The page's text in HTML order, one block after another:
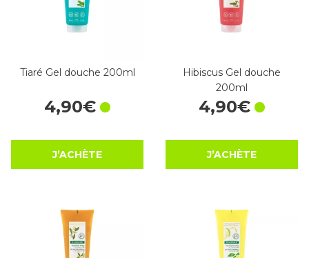
Tiaré Gel douche 200ml
4,90€
J’ACHÈTE
Hibiscus Gel douche
200ml
4,90€
J’ACHÈTE